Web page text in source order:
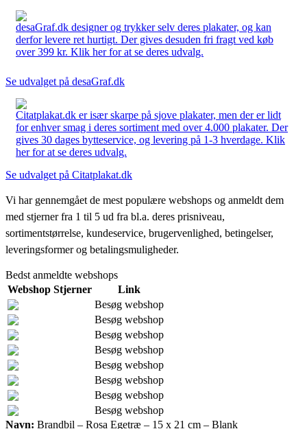
desaGraf.dk designer og trykker selv deres plakater, og kan
derfor levere ret hurtigt. Der gives desuden fri fragt ved køb
over 399 kr. Klik her for at se deres udvalg.
Se udvalget på desaGraf.dk
Citatplakat.dk er især skarpe på sjove plakater, men der er lidt
for enhver smag i deres sortiment med over 4.000 plakater. Der
gives 30 dages bytteservice, og levering på 1-3 hverdage. Klik
her for at se deres udvalg.
Se udvalget på Citatplakat.dk
Vi har gennemgået de mest populære webshops og anmeldt dem
med stjerner fra 1 til 5 ud fra bl.a. deres prisniveau,
sortimentstørrelse, kundeservice, brugervenlighed, betingelser,
leveringsformer og betalingsmuligheder.
Bedst anmeldte webshops
Webshop Stjerner
Link
Besøg webshop
Besøg webshop
Besøg webshop
Besøg webshop
Besøg webshop
Besøg webshop
Besøg webshop
Besøg webshop
Navn: Brandbil – Rosa Egetræ – 15 x 21 cm – Blank